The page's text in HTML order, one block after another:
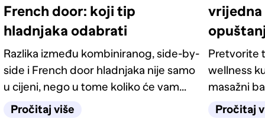
French door: koji tip
hladnjaka odabrati
Razlika između kombiniranog, side-by-
side i French door hladnjaka nije samo
u cijeni, nego u tome koliko će vam
život u kuhinji biti jednostavan
Pročitaj više
vrijedna
Pretvorite
wellness
masažni
Pročitaj